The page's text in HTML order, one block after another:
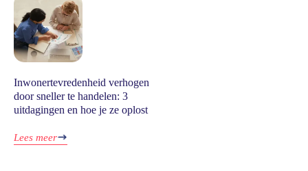
Inwonertevredenheid verhogen
door sneller te handelen: 3
uitdagingen en hoe je ze oplost
Lees meer